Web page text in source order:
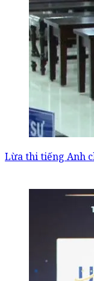
Lừa thi tiếng Anh